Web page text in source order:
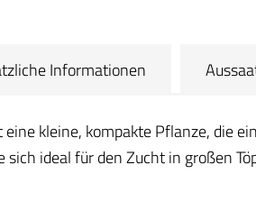
Informationen
kleine, kompakte Pflanze, die
ideal für den Zucht in großen